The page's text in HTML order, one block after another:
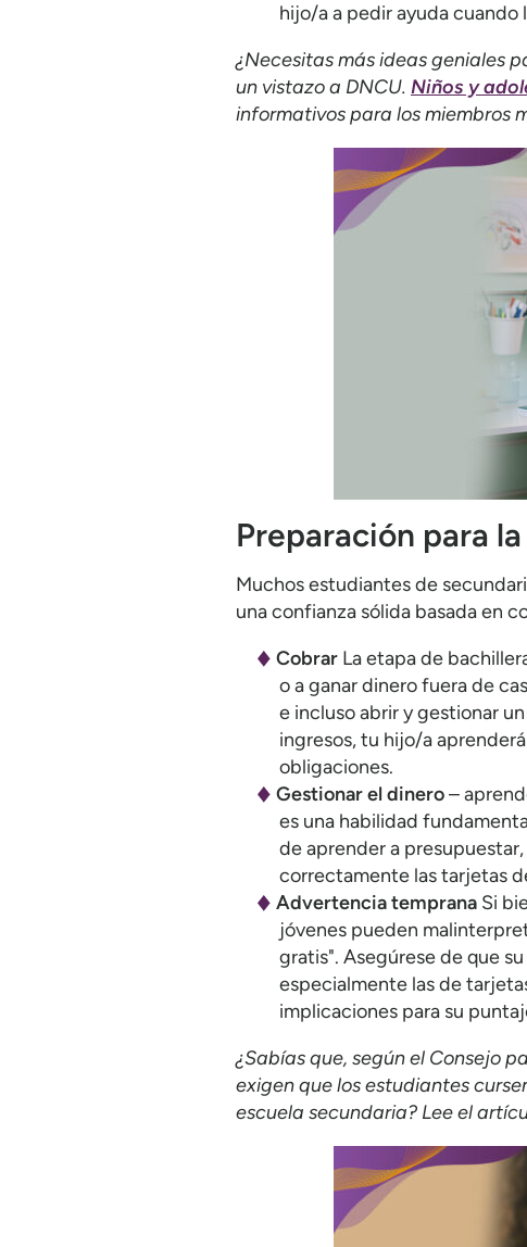
hijo/a a pedir ayuda cuando
¿Necesitas más ideas geniales
un vistazo a DNCU. Niños y
informativos para los miembros
Preparación para
Muchos estudiantes de
una confianza sólida basada en
Cobrar La etapa de
o a ganar dinero fuera de
e incluso abrir y gestionar
ingresos, tu hijo/a
obligaciones.
Gestionar el dinero–
es una habilidad
de aprender a
correctamente las tarjetas
Advertencia temprana Si
jóvenes pueden
gratis". Asegúrese de que
especialmente las de
implicaciones para su
¿Sabías que, según el Consejo
exigen que los estudiantes
escuela secundaria? Lee el